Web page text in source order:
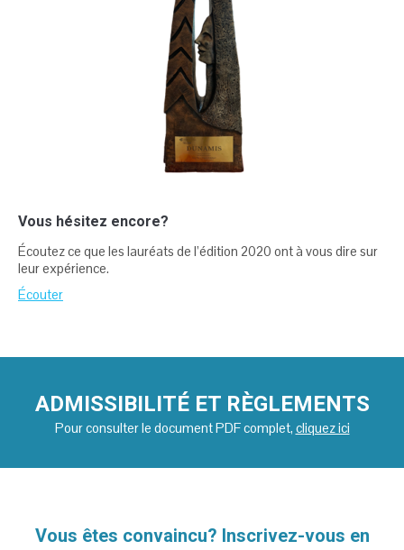
Vous hésitez encore?
Écoutez ce que les lauréats de l’édition 2020 ont à vous dire sur
leur expérience.
Écouter
ADMISSIBILITÉ ET RÈGLEMENTS
Pour consulter le document PDF complet, cliquez ici
Vous êtes convaincu? Inscrivez-vous en